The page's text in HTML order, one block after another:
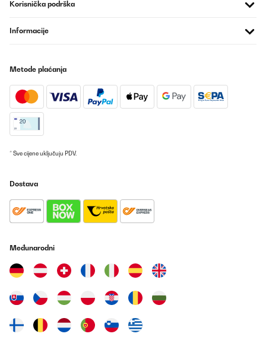
Korisnička podrška
Informacije
Metode plaćanja
* Sve cijene uključuju PDV.
Dostava
Međunarodni